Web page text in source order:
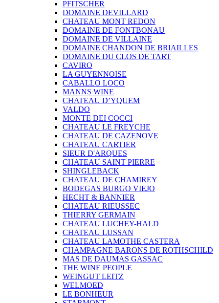
PFITSCHER
DOMAINE DEVILLARD
CHATEAU MONT REDON
DOMAINE DE FONTBONAU
DOMAINE DE VILLAINE
DOMAINE CHANDON DE BRIAILLES
DOMAINE DU CLOS DE TART
CAVIRO
LA GUYENNOISE
CABALLO LOCO
MANNS WINE
CHATEAU D’YQUEM
VALDO
MONTE DEI COCCI
CHATEAU LE FREYCHE
CHATEAU DE CAZENOVE
CHATEAU CARTIER
SIEUR D'ARQUES
CHATEAU SAINT PIERRE
SHINGLEBACK
CHATEAU DE CHAMIREY
BODEGAS BURGO VIEJO
HECHT & BANNIER
CHATEAU RIEUSSEC
THIERRY GERMAIN
CHATEAU LUCHEY-HALD
CHATEAU LUSSAN
CHATEAU LAMOTHE CASTERA
CHAMPAGNE BARONS DE ROTHSCHILD
MAS DE DAUMAS GASSAC
THE WINE PEOPLE
WEINGUT LEITZ
WELMOED
LE BONHEUR